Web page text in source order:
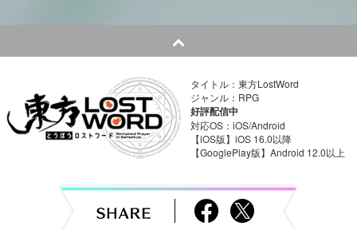
n
v
タイトル：東方LostWord
ジャンル：RPG
好評配信中
対応OS：iOS/Android
【iOS版】iOS 16.0以降
【GooglePlay版】Android 12.0以上